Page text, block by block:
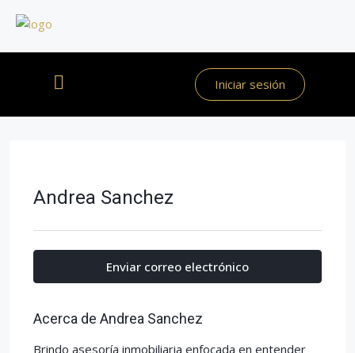
Iniciar sesión
Andrea Sanchez
Enviar correo electrónico
Acerca de Andrea Sanchez
Brindo asesoría inmobiliaria enfocada en entender